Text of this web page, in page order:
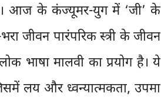
है। आज के कंज्यूमर-युग में ‘जी’ के
जीवन पारंपरिक स्त्री के जीवन
भाषा मालवी का प्रयोग है। ये
लय और ध्वन्यात्मकता, उपमा